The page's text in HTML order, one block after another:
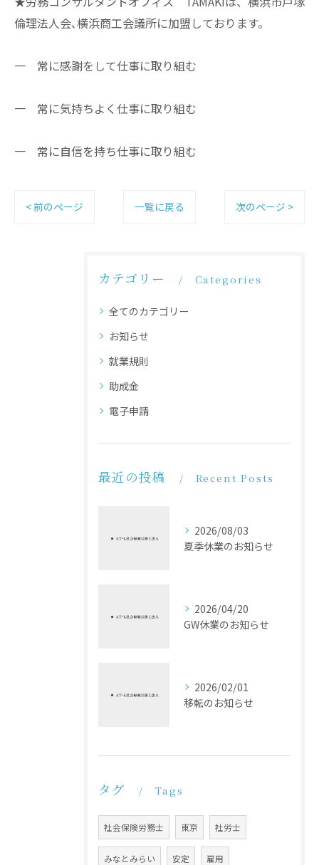
倫理法人会､横浜商工会議所に加盟しております。
一 常に感謝をして仕事に取り組む
一 常に気持ちよく仕事に取り組む
一 常に自信を持ち仕事に取り組む
< 前のページ 一覧に戻る 次のページ >
カテゴリー Categories
全てのカテゴリー
お知らせ
就業規則
助成金
電子申請
最近の投稿 Recent Posts
2026/08/03
夏季休業のお知らせ
2026/04/20
GW休業のお知らせ
2026/02/01
移転のお知らせ
タグ Tags
社会保険労務士 東京 社労士
みなとみらい 安定 雇用